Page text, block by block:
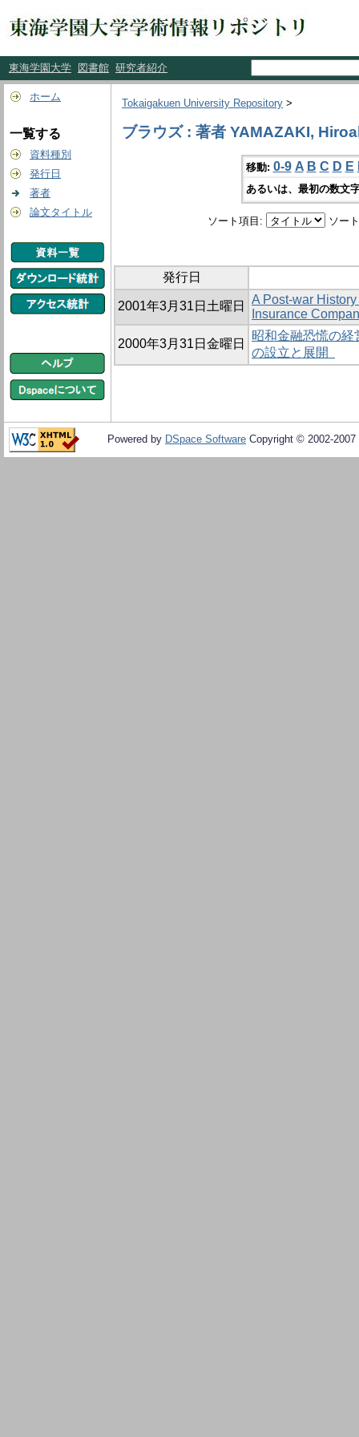
東海学園大学 図書館 研究者紹介
ホーム
一覧する
資料種別
発行日
著者
論文タイトル
Tokaigakuen University Repository >
ブラウズ : 著者 YAMAZAKI,
移動: 0-9 A B C D E
あるいは、最初の数文
ソート項目: ソー
発行日
2001年3月31日土曜日
A Post-war
Insurance
2000年3月31日金曜日
昭和金融恐慌の経
の設立と展開
Powered by DSpace Software Copyright © 2002-2007